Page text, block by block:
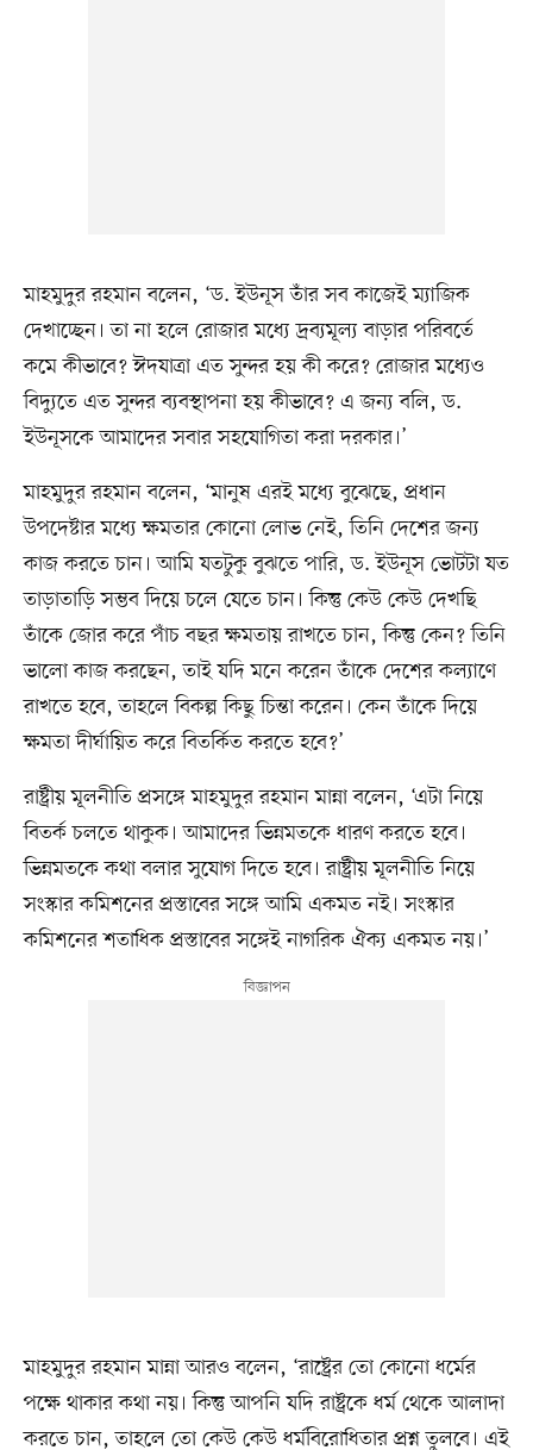
মাহমুদুর রহমান বলেন, ‘ড. ইউনূস তাঁর সব কাজেই ম্যাজিক
দেখাচ্ছেন। তা না হলে রোজার মধ্যে দ্রব্যমূল্য বাড়ার পরিবর্তে
কমে কীভাবে? ঈদযাত্রা এত সুন্দর হয় কী করে? রোজার মধ্যেও
বিদ্যুতে এত সুন্দর ব্যবস্থাপনা হয় কীভাবে? এ জন্য বলি, ড.
ইউনূসকে আমাদের সবার সহযোগিতা করা দরকার।’
মাহমুদুর রহমান বলেন, ‘মানুষ এরই মধ্যে বুঝেছে, প্রধান
উপদেষ্টার মধ্যে ক্ষমতার কোনো লোভ নেই, তিনি দেশের জন্য
কাজ করতে চান। আমি যতটুকু বুঝতে পারি, ড. ইউনূস ভোটটা যত
তাড়াতাড়ি সম্ভব দিয়ে চলে যেতে চান। কিন্তু কেউ কেউ দেখছি
তাঁকে জোর করে পাঁচ বছর ক্ষমতায় রাখতে চান, কিন্তু কেন? তিনি
ভালো কাজ করছেন, তাই যদি মনে করেন তাঁকে দেশের কল্যাণে
রাখতে হবে, তাহলে বিকল্প কিছু চিন্তা করেন। কেন তাঁকে দিয়ে
ক্ষমতা দীর্ঘায়িত করে বিতর্কিত করতে হবে?’
রাষ্ট্রীয় মূলনীতি প্রসঙ্গে মাহমুদুর রহমান মান্না বলেন, ‘এটা নিয়ে
বিতর্ক চলতে থাকুক। আমাদের ভিন্নমতকে ধারণ করতে হবে।
ভিন্নমতকে কথা বলার সুযোগ দিতে হবে। রাষ্ট্রীয় মূলনীতি নিয়ে
সংস্কার কমিশনের প্রস্তাবের সঙ্গে আমি একমত নই। সংস্কার
কমিশনের শতাধিক প্রস্তাবের সঙ্গেই নাগরিক ঐক্য একমত নয়।’
মাহমুদুর রহমান মান্না আরও বলেন, ‘রাষ্ট্রের তো কোনো ধর্মের
পক্ষে থাকার কথা নয়। কিন্তু আপনি যদি রাষ্ট্রকে ধর্ম থেকে আলাদা
করতে চান, তাহলে তো কেউ কেউ ধর্মবিরোধিতার প্রশ্ন তুলবে। এই